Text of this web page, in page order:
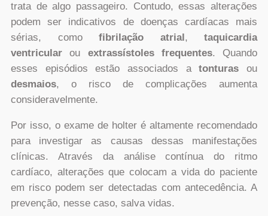
trata de algo passageiro. Contudo, essas alterações
podem ser indicativos de doenças cardíacas mais
sérias, como fibrilação atrial, taquicardia
ventricular ou extrassístoles frequentes. Quando
esses episódios estão associados atonturas ou
desmaios, o risco de complicações aumenta
consideravelmente.
Por isso, o exame de holter é altamente recomendado
para investigar as causas dessas manifestações
clínicas. Através da análise contínua do ritmo
cardíaco, alterações que colocam a vida do paciente
em risco podem ser detectadas com antecedência. A
prevenção, nesse caso, salva vidas.